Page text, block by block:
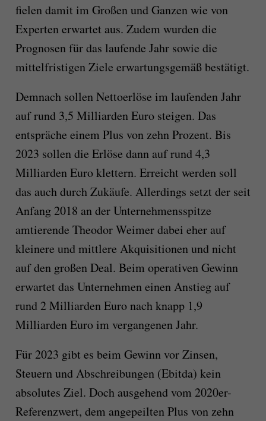
fielen damit im Großen und Ganzen wie von
Experten erwartet aus. Zudem wurden die
Prognosen für das laufende Jahr sowie die
mittelfristigen Ziele erwartungsgemäß bestätigt.
Demnach sollen Nettoerlöse im laufenden Jahr
auf rund 3,5 Milliarden Euro steigen. Das
entspräche einem Plus von zehn Prozent. Bis
2023 sollen die Erlöse dann auf rund 4,3
Milliarden Euro klettern. Erreicht werden soll
das auch durch Zukäufe. Allerdings setzt der seit
Anfang 2018 an der Unternehmensspitze
amtierende Theodor Weimer dabei eher auf
kleinere und mittlere Akquisitionen und nicht
auf den großen Deal. Beim operativen Gewinn
erwartet das Unternehmen einen Anstieg auf
rund 2 Milliarden Euro nach knapp 1,9
Milliarden Euro im vergangenen Jahr.
Für 2023 gibt es beim Gewinn vor Zinsen,
Steuern und Abschreibungen (Ebitda) kein
absolutes Ziel. Doch ausgehend vom 2020er-
Referenzwert, dem angepeilten Plus von zehn